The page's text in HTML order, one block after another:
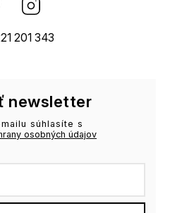
201 343
newsletter
súhlasíte s
osobných údajov